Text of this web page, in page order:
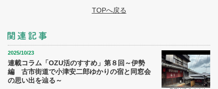
TOPへ戻る
2025/10/23
連載コラム「OZU活のすすめ」第８回～伊勢
編 古市街道で小津安二郎ゆかりの宿と同窓会
の思い出を辿る～